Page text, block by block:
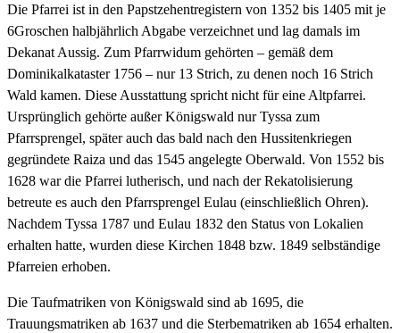
Die Pfarrei ist in den Papstzehentregistern von 1352 bis 1405 mit je
6Groschen halbjährlich Abgabe verzeichnet und lag damals im
Dekanat Aussig. Zum Pfarrwidum gehörten – gemäß dem
Dominikalkataster 1756 – nur 13 Strich, zu denen noch 16 Strich
Wald kamen. Diese Ausstattung spricht nicht für eine Altpfarrei.
Ursprünglich gehörte außer Königswald nur Tyssa zum
Pfarrsprengel, später auch das bald nach den Hussitenkriegen
gegründete Raiza und das 1545 angelegte Oberwald. Von 1552 bis
1628 war die Pfarrei lutherisch, und nach der Rekatolisierung
betreute es auch den Pfarrsprengel Eulau (einschließlich Ohren).
Nachdem Tyssa 1787 und Eulau 1832 den Status von Lokalien
erhalten hatte, wurden diese Kirchen 1848 bzw. 1849 selbständige
Pfarreien erhoben.
Die Taufmatriken von Königswald sind ab 1695, die
Trauungsmatriken ab 1637 und die Sterbematriken ab 1654 erhalten.